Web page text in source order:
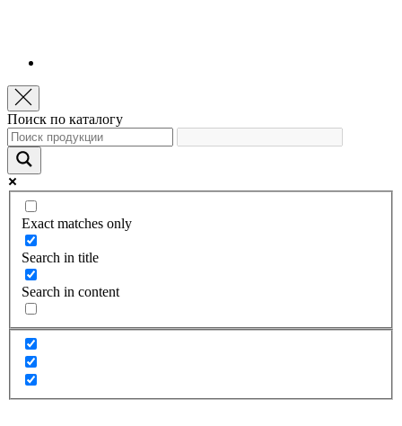
Поиск по каталогу
Exact matches only
Search in title
Search in content